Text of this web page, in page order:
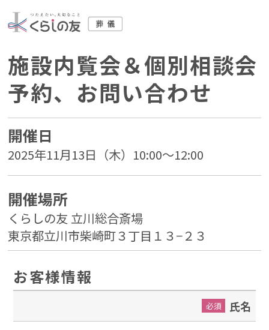
施設内覧会＆個別相談会
予約、お問い合わせ
開催日
2025年11月13日（木）10:00～12:00
開催場所
くらしの友 立川総合斎場
東京都立川市柴崎町３丁目１３−２３
お客様情報
氏名
必須